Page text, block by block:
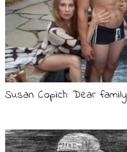
Susan Copich: Dear family